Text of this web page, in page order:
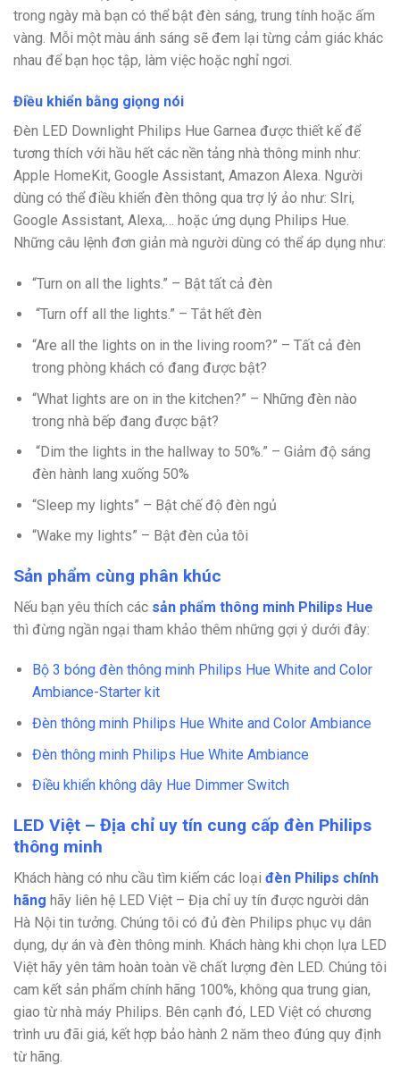
trong ngày mà bạn có thể bật đèn sáng, trung tính hoặc ấm
vàng. Mỗi một màu ánh sáng sẽ đem lại từng cảm giác khác
nhau để bạn học tập, làm việc hoặc nghỉ ngơi.
Điều khiển bằng giọng nói
Đèn LED Downlight Philips Hue Garnea được thiết kế để
tương thích với hầu hết các nền tảng nhà thông minh như:
Apple HomeKit, Google Assistant, Amazon Alexa. Người
dùng có thể điều khiển đèn thông qua trợ lý ảo như: SIri,
Google Assistant, Alexa,… hoặc ứng dụng Philips Hue.
Những câu lệnh đơn giản mà người dùng có thể áp dụng như:
“Turn on all the lights.” – Bật tất cả đèn
“Turn off all the lights.” – Tắt hết đèn
“Are all the lights on in the living room?” – Tất cả đèn
trong phòng khách có đang được bật?
“What lights are on in the kitchen?” – Những đèn nào
trong nhà bếp đang được bật?
“Dim the lights in the hallway to 50%.” – Giảm độ sáng
đèn hành lang xuống 50%
“Sleep my lights” – Bật chế độ đèn ngủ
“Wake my lights” – Bật đèn của tôi
Sản phẩm cùng phân khúc
Nếu bạn yêu thích các sản phẩm thông minh Philips Hue
thì đừng ngần ngại tham khảo thêm những gợi ý dưới đây:
Bộ 3 bóng đèn thông minh Philips Hue White and Color
Ambiance-Starter kit
Đèn thông minh Philips Hue White and Color Ambiance
Đèn thông minh Philips Hue White Ambiance
Điều khiển không dây Hue Dimmer Switch
LED Việt – Địa chỉ uy tín cung cấp đèn Philips
thông minh
Khách hàng có nhu cầu tìm kiếm các loại đèn Philips chính
hãng hãy liên hệ LED Việt – Địa chỉ uy tín được người dân
Hà Nội tin tưởng. Chúng tôi có đủ đèn Philips phục vụ dân
dụng, dự án và đèn thông minh. Khách hàng khi chọn lựa LED
Việt hãy yên tâm hoàn toàn về chất lượng đèn LED. Chúng tôi
cam kết sản phẩm chính hãng 100%, không qua trung gian,
giao từ nhà máy Philips. Bên cạnh đó, LED Việt có chương
trình ưu đãi giá, kết hợp bảo hành 2 năm theo đúng quy định
từ hãng.